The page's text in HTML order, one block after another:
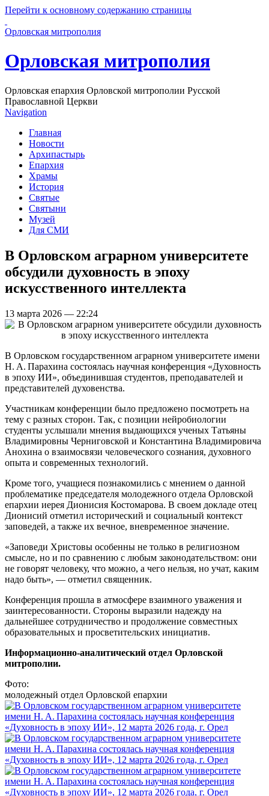
Перейти к основному содержанию страницы
Орловская митрополия
Орловская митрополия
Орловская епархия Орловской митрополии Русской
Православной Церкви
Navigation
Главная
Новости
Архипастырь
Епархия
Храмы
История
Святые
Святыни
Музей
Для СМИ
В Орловском аграрном университете
обсудили духовность в эпоху
искусственного интеллекта
13 марта 2026 — 22:24
В Орловском государственном аграрном университете имени
Н. А. Парахина состоялась научная конференция «Духовность
в эпоху ИИ», объединившая студентов, преподавателей и
представителей духовенства.
Участникам конференции было предложено посмотреть на
тему с разных сторон. Так, с позиции нейробиологии
студенты услышали мнения выдающихся ученых Татьяны
Владимировны Черниговской и Константина Владимировича
Анохина о взаимосвязи человеческого сознания, духовного
опыта и современных технологий.
Кроме того, учащиеся познакомились с мнением о данной
проблематике председателя молодежного отдела Орловской
епархии иерея Дионисия Костомарова. В своем докладе отец
Дионисий отметил исторический и социальный контекст
заповедей, а также их вечное, вневременное значение.
«Заповеди Христовы особенны не только в религиозном
смысле, но и по сравнению с любым законодательством: они
не говорят человеку, что можно, а чего нельзя, но учат, каким
надо быть», — отметил священник.
Конференция прошла в атмосфере взаимного уважения и
заинтересованности. Стороны выразили надежду на
дальнейшее сотрудничество и продолжение совместных
образовательных и просветительских инициатив.
Информационно-аналитический отдел Орловской
митрополии.
Фото:
молодежный отдел Орловской епархии